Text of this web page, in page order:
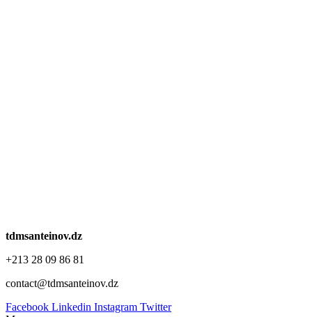
tdmsanteinov.dz
+213 28 09 86 81
contact@tdmsanteinov.dz
Facebook Linkedin Instagram Twitter